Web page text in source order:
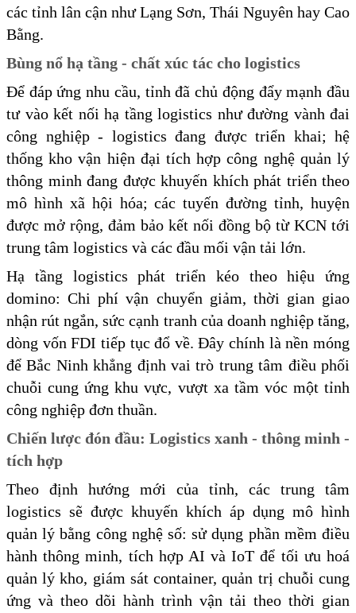
các tỉnh lân cận như Lạng Sơn, Thái Nguyên hay Cao
Bằng.
Bùng nổ hạ tầng - chất xúc tác cho logistics
Để đáp ứng nhu cầu, tỉnh đã chủ động đẩy mạnh đầu
tư vào kết nối hạ tầng logistics như đường vành đai
công nghiệp - logistics đang được triển khai; hệ
thống kho vận hiện đại tích hợp công nghệ quản lý
thông minh đang được khuyến khích phát triển theo
mô hình xã hội hóa; các tuyến đường tỉnh, huyện
được mở rộng, đảm bảo kết nối đồng bộ từ KCN tới
trung tâm logistics và các đầu mối vận tải lớn.
Hạ tầng logistics phát triển kéo theo hiệu ứng
domino: Chi phí vận chuyển giảm, thời gian giao
nhận rút ngắn, sức cạnh tranh của doanh nghiệp tăng,
dòng vốn FDI tiếp tục đổ về. Đây chính là nền móng
để Bắc Ninh khẳng định vai trò trung tâm điều phối
chuỗi cung ứng khu vực, vượt xa tầm vóc một tỉnh
công nghiệp đơn thuần.
Chiến lược đón đầu: Logistics xanh - thông minh -
tích hợp
Theo định hướng mới của tỉnh, các trung tâm
logistics sẽ được khuyến khích áp dụng mô hình
quản lý bằng công nghệ số: sử dụng phần mềm điều
hành thông minh, tích hợp AI và IoT để tối ưu hoá
quản lý kho, giám sát container, quản trị chuỗi cung
ứng và theo dõi hành trình vận tải theo thời gian